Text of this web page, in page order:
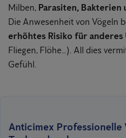
Milben, Parasiten, Bakterien
Die Anwesenheit von Vögeln
erhöhtes Risiko für
Fliegen, Flöhe…). All dies
Gefühl.
Anticimex Professionelle